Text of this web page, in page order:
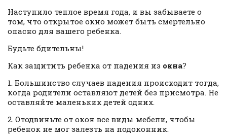
Наступило теплое время года, и вы забываете о
том, что открытое окно может быть смертельно
опасно для вашего ребенка.
Будьте бдительны!
Как защитить ребенка от падения из окна?
1. Большинство случаев падения происходит тогда,
когда родители оставляют детей без присмотра. Не
оставляйте маленьких детей одних.
2. Отодвиньте от окон все виды мебели, чтобы
ребенок не мог залезть на подоконник.